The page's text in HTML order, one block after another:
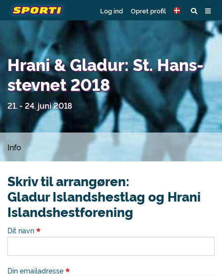
Log ind Opret profil
Hrani & Gladur: St. Hans-
stevnet 2018
21. - 24. juni 2018
Info
Skriv til arrangøren:
Gladur Islandshestlag og Hrani
Islandshestforening
Dit navn
Din emailadresse